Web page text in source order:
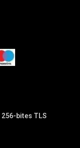
256-bites TLS